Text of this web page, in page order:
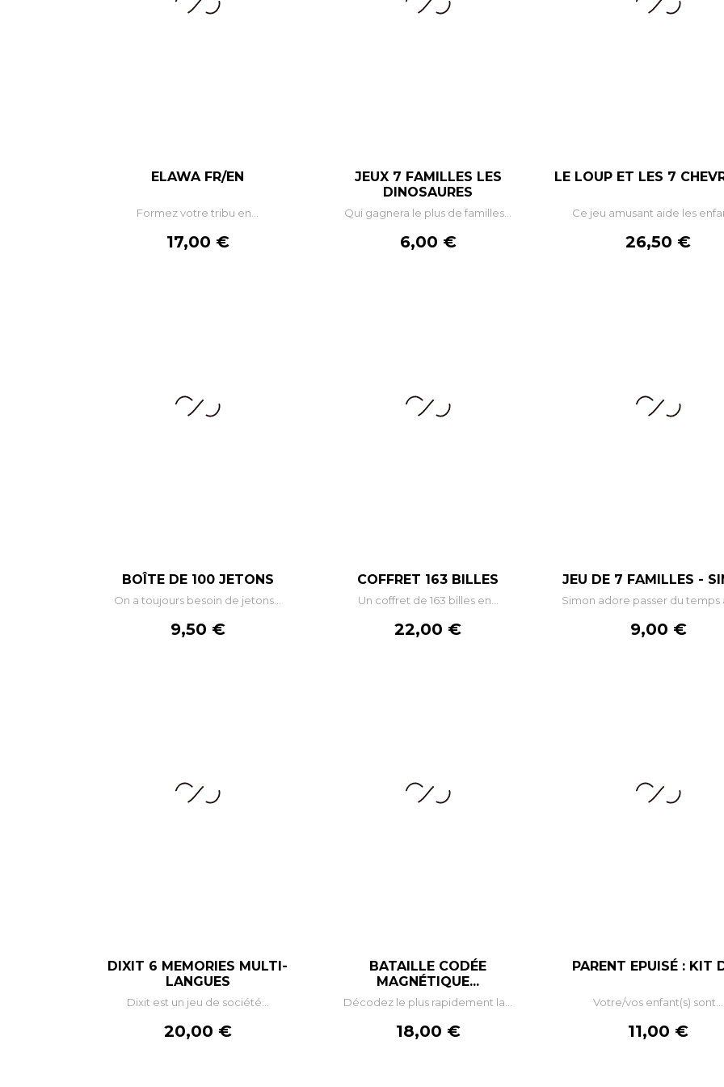
ELAWA FR/EN
Formez votre tribu en...
Prix
17,00 €
JEUX 7 FAMILLES LES
DINOSAURES
Qui gagnera le plus de familles...
Prix
6,00 €
– + LE LOUP ET LES 7
Ce jeu amusant aide les
Prix
26,50 €
–
BOÎTE DE 100 JETONS
On a toujours besoin de jetons...
Prix
9,50 €
– + COFFRET 163 BILLES
Un coffret de 163 billes en...
Prix
22,00 €
– + JEU DE 7 FAMILLES -
Simon adore passer du temps
Prix
9,00 €
–
DIXIT 6 MEMORIES MULTI-
LANGUES
Dixit est un jeu de société...
Prix
20,00 €
– +
BATAILLE CODÉE
MAGNÉTIQUE...
Décodez le plus rapidement la...
Prix
18,00 €
PARENT EPUISÉ : KIT
Votre/vos enfant(s) sont...
Prix
11,00 €
–